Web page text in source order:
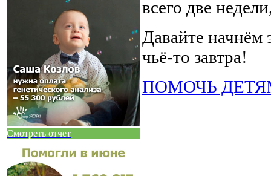
Смотреть отчет
всего две
Давайте начнём
чьё-то завтра!
ПОМОЧЬ